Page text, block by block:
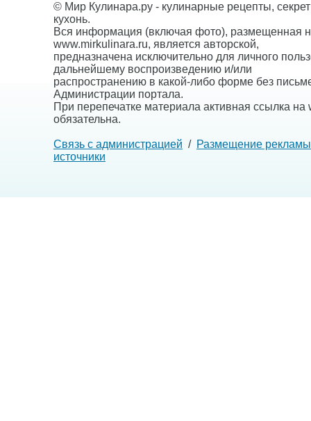
© Мир Кулинара.ру - кулинарные рецепты,
кухонь.
Вся информация (включая фото), размещенная
www.mirkulinara.ru, является авторской,
предназначена исключительно для личного
дальнейшему воспроизведению и/или
распространению в какой-либо форме без
Администрации портала.
При перепечатке материала активная ссылка на
обязательна.
Связь с администрацией / Размещение рекламы
источники